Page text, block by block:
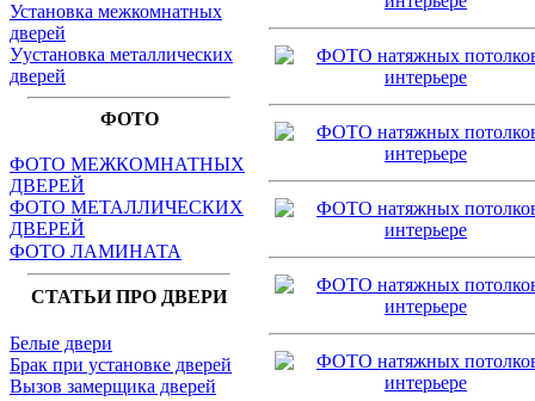
Установка межкомнатных
дверей
Уустановка металлических
дверей
ФОТО
ФОТО МЕЖКОМНАТНЫХ
ДВЕРЕЙ
ФОТО МЕТАЛЛИЧЕСКИХ
ДВЕРЕЙ
ФОТО ЛАМИНАТА
СТАТЬИ ПРО ДВЕРИ
Белые двери
Брак при установке дверей
Вызов замерщика дверей